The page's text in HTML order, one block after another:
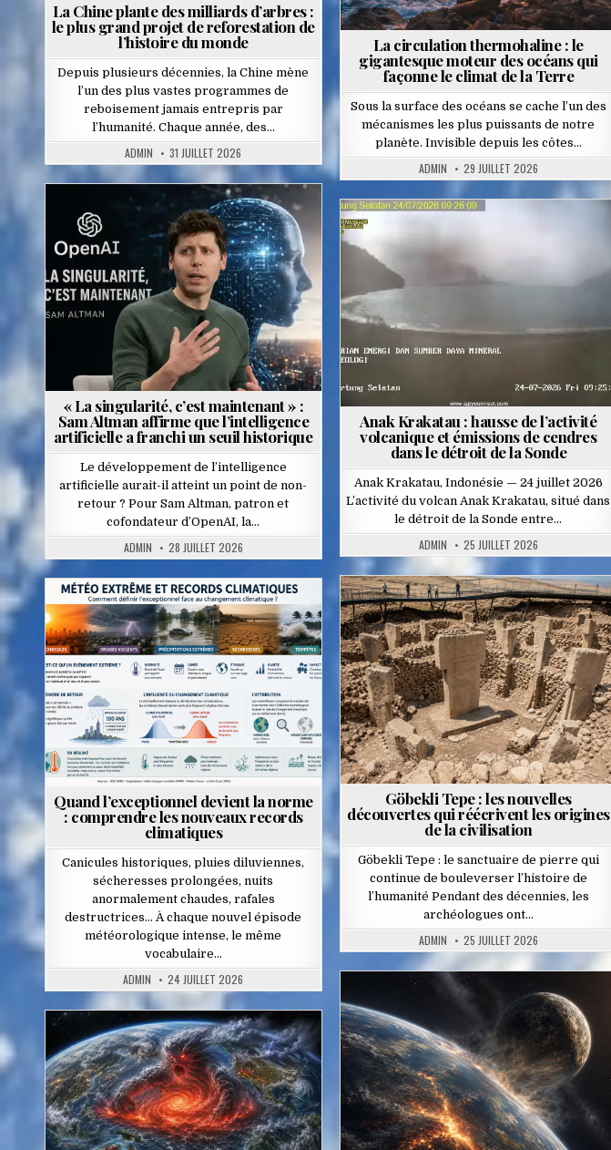
La Chine plante des milliards d’arbres :
le plus grand projet de reforestation de
l’histoire du monde
Depuis plusieurs décennies, la Chine mène
l’un des plus vastes programmes de
reboisement jamais entrepris par
l’humanité. Chaque année, des…
ADMIN 31 JUILLET 2026
La circulation thermohaline : le
gigantesque moteur des océans qui
façonne le climat de la Terre
Sous la surface des océans se cache l’un des
mécanismes les plus puissants de notre
planète. Invisible depuis les côtes…
ADMIN 29 JUILLET 2026
Posted
« La singularité, c’est maintenant » :
Sam Altman affirme que l’intelligence
artificielle a franchi un seuil historique
Le développement de l’intelligence
artificielle aurait-il atteint un point de non-
retour ? Pour Sam Altman, patron et
cofondateur d’OpenAI, la…
ADMIN 28 JUILLET 2026
Posted
Anak Krakatau : hausse de l’activité
volcanique et émissions de cendres
dans le détroit de la Sonde
Anak Krakatau, Indonésie — 24 juillet 2026
L’activité du volcan Anak Krakatau, situé dans
le détroit de la Sonde entre…
ADMIN 25 JUILLET 2026
Posted
in
Göbekli Tepe : les nouvelles
découvertes qui réécrivent les origines
de la civilisation
Göbekli Tepe : le sanctuaire de pierre qui
continue de bouleverser l’histoire de
l’humanité Pendant des décennies, les
archéologues ont…
ADMIN 25 JUILLET 2026
Posted
in
Quand l’exceptionnel devient la norme
: comprendre les nouveaux records
climatiques
Canicules historiques, pluies diluviennes,
sécheresses prolongées, nuits
anormalement chaudes, rafales
destructrices… À chaque nouvel épisode
météorologique intense, le même
vocabulaire…
ADMIN 24 JUILLET 2026
Posted
in
Posted
in